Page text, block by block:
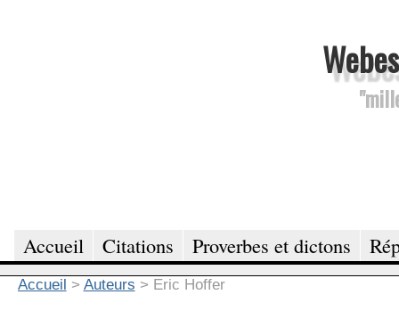
Accueil Citations Proverbes et dictons
Accueil > Auteurs > Eric Hoffer